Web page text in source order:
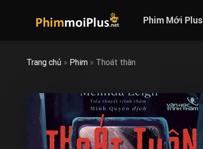
Phim Mới Plus
Trang chủ » Phim » Thoát thân